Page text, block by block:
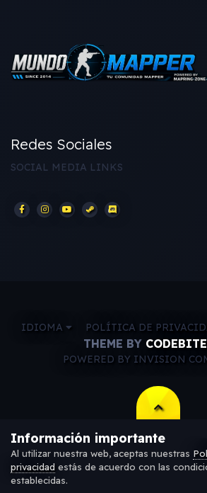
Redes Sociales
SOCIAL MEDIA LINKS
IDIOMA POLÍTICA DE
THEME BY
POWERED BY INVISION
Información importante
Al utilizar nuestra web, aceptas nuestras
privacidad estás de acuerdo con las
establecidas.